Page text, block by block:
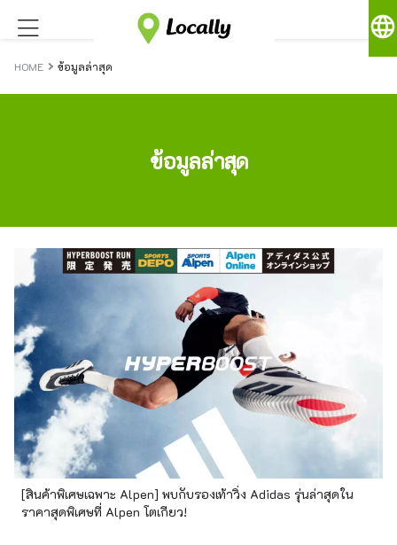
language
HOME ข้อมูลล่าสุด
ข้อมูลล่าสุด
[สินค้าพิเศษเฉพาะ Alpen] พบกับรองเท้าวิ่ง Adidas รุ่นล่าสุดใน
ราคาสุดพิเศษที่ Alpen โตเกียว!